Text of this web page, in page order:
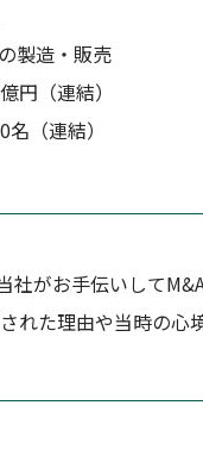
製造・販売
円（連結）
（連結）
社がお手伝いして
れた理由や当時の心